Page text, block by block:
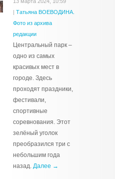
| Татьяна ВОЕВОДИНА.
Фото из архива
редакции
Центральный парк –
одно из самых
красивых мест в
городе. Здесь
проходят праздники,
фестивали,
спортивные
соревнования. Этот
зелёный уголок
преобразился три с
небольшим года
назад. Далее →